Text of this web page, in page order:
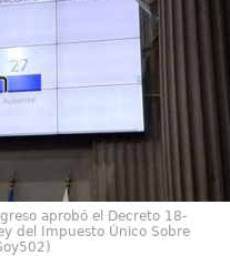
aprobó el Decreto 18-
del Impuesto Único Sobre